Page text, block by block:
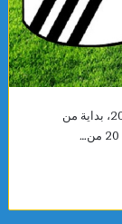
يواجه النادي الصفاقسي اليوم الخميس 20 فيفري 2025، بداية من